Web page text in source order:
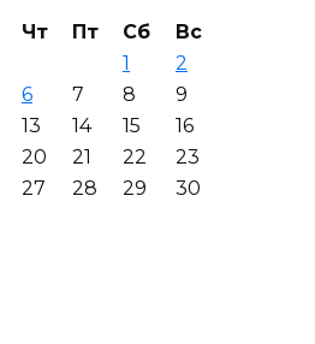
Чт Пт Сб
Вс
1
2
6 7 8
9
13 14 15
16
20 21 22
23
27 28 29
30